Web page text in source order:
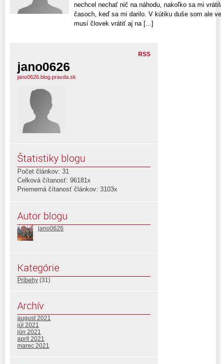
nechcel nechať nič na náhodu, nakoľko sa mi
časoch, keď sa mi darilo. V kútiku duše som ale
musí človek vrátiť aj na [...]
RSS
jano0626
jano0626.blog.pravda.sk
Štatistiky blogu
Počet článkov: 31
Celková čítanosť: 96181x
Priemerná čítanosť článkov: 3103x
Autor blogu
jano0626
Kategórie
Príbehy (31)
Archív
august 2021
júl 2021
jún 2021
apríl 2021
marec 2021